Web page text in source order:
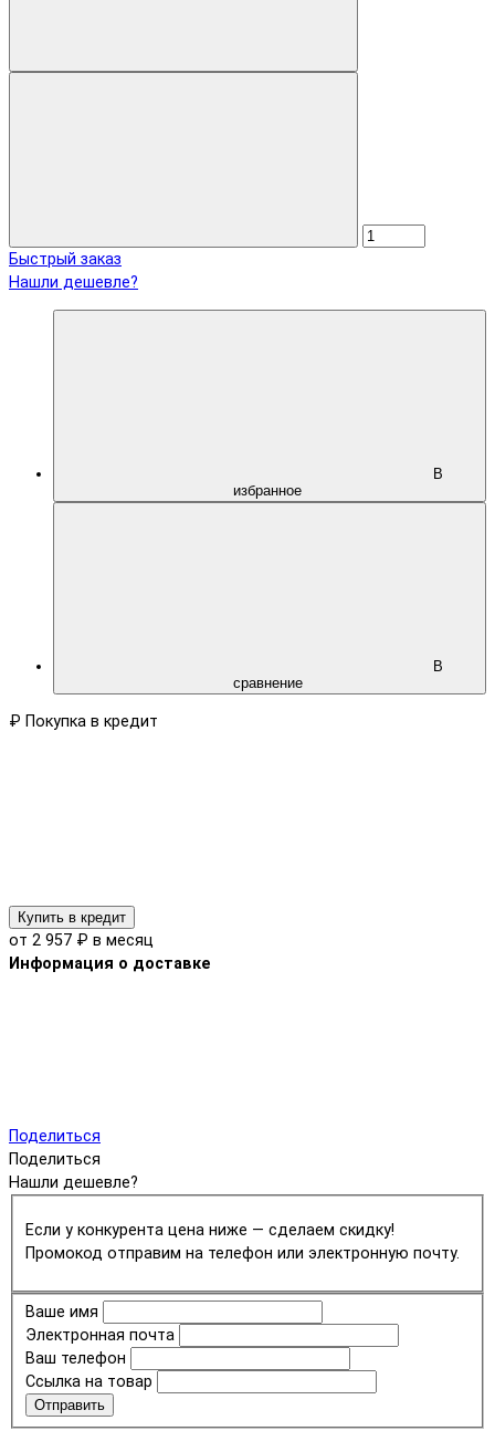
Быстрый заказ
Нашли дешевле?
В
избранное
В
сравнение
₽ Покупка в кредит
Купить в кредит
от 2 957 ₽ в месяц
Информация о доставке
Поделиться
Поделиться
Нашли дешевле?
Если у конкурента цена ниже — сделаем скидку!
Промокод отправим на телефон или электронную почту.
Ваше имя
Электронная почта
Ваш телефон
Ссылка на товар
Отправить